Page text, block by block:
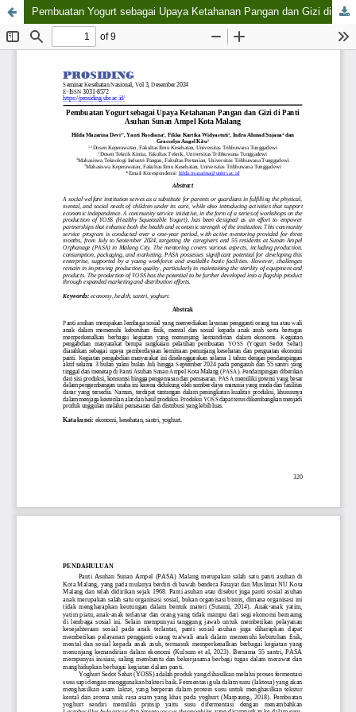
Pembuatan Yogurt sebagai Upaya Ketahanan Pangan dan Gizi di Panti Asuhan Sunan Ampel Kota Malang